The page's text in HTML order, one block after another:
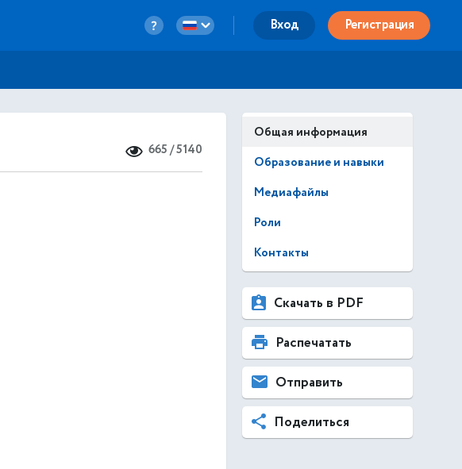
Вход Регистрация
665 / 5140
Общая информация
Образование и навыки
Медиафайлы
Роли
Контакты
Скачать в PDF
Распечатать
Отправить
Поделиться